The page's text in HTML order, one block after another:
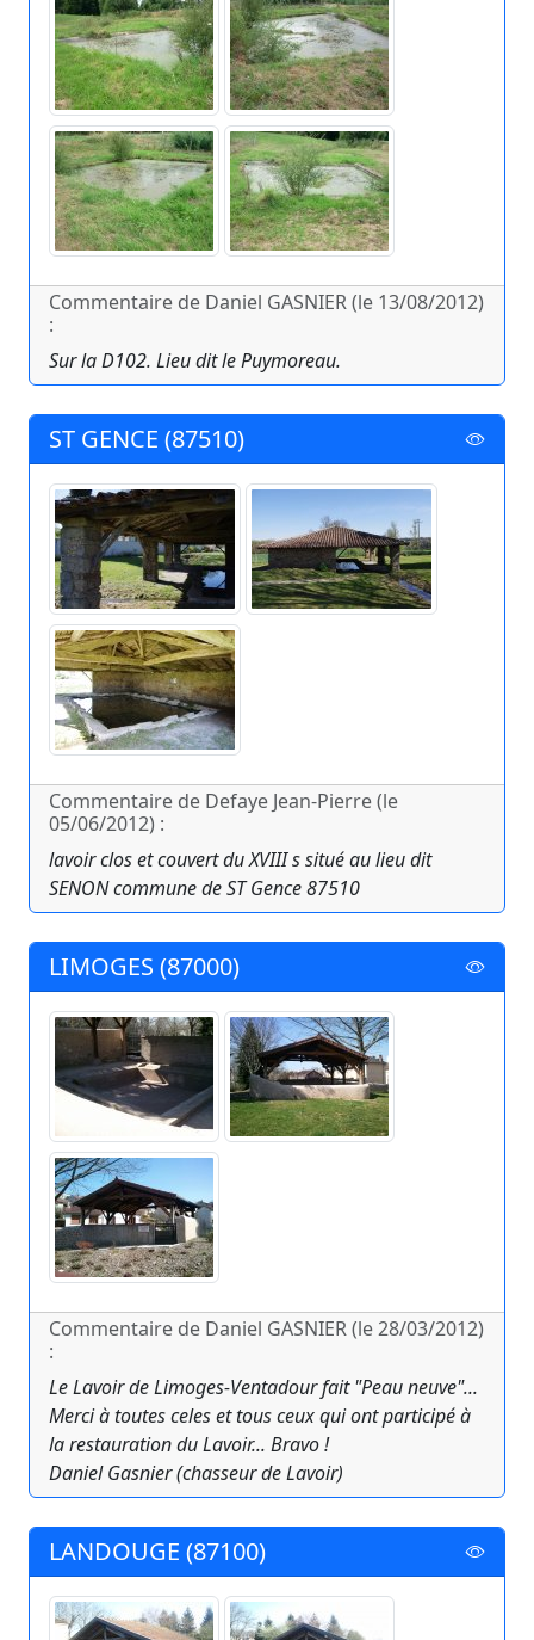
Commentaire de Daniel GASNIER (le 13/08/2012)
:
Sur la D102. Lieu dit le Puymoreau.
ST GENCE (87510)
Commentaire de Defaye Jean-Pierre (le
05/06/2012) :
lavoir clos et couvert du XVIII s situé au lieu dit
SENON commune de ST Gence 87510
LIMOGES (87000)
Commentaire de Daniel GASNIER (le 28/03/2012)
:
Le Lavoir de Limoges-Ventadour fait "Peau neuve"...
Merci à toutes celes et tous ceux qui ont participé à
la restauration du Lavoir... Bravo !
Daniel Gasnier (chasseur de Lavoir)
LANDOUGE (87100)